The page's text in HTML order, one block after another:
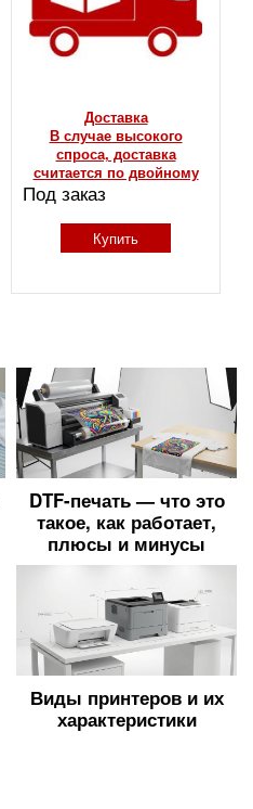
Доставка
В случае высокого
спроса, доставка
считается по двойному
тарифу, либо
откладывается до
оптимальной
загруженности дорог
Под заказ
Купить
DTF-печать — что это
такое, как работает,
плюсы и минусы
Виды принтеров и их
характеристики